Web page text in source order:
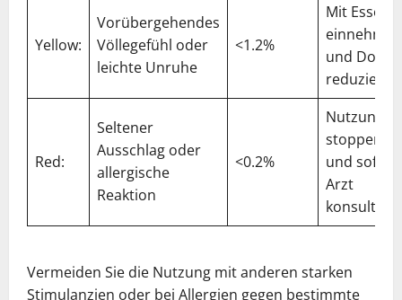
Yellow:
Vorübergehendes
Völlegefühl oder
leichte Unruhe
<1.2%
Mit Essen
einnehmen
und Dosis
reduzieren
Red:
Seltener
Ausschlag oder
allergische
Reaktion
<0.2%
Nutzung
stoppen
und sofort
Arzt
Vermeiden Sie die Nutzung mit anderen starken
Stimulanzien oder bei Allergien gegen bestimmte